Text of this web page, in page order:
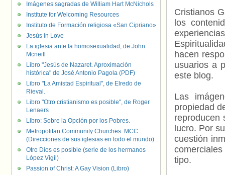
Cristianos
los
hacen
usuarios a
este blog.
Las
propiedad
reproducen
lucro. Por
cuestión
tipo.
Imágenes sagradas de William Hart McNichols
Institute for Welcoming Resources
Instituto de Formación religiosa «San Cipriano»
Jesús in Love
La iglesia ante la homosexualidad, de John
Mcneill
Libro "Jesús de Nazaret. Aproximación
histórica" de José Antonio Pagola (PDF)
Libro "La Amistad Espiritual", de Elredo de
Rieval.
Libro "Otro cristianismo es posible", de Roger
Lenaers
Libro: Sobre la Opción por los Pobres.
Metropolitan Community Churches. MCC.
(Direcciones de sus iglesias en todo el mundo)
Otro Dios es posible (serie de los hermanos
López Vigil)
Passion of Christ: A Gay Vision (Libro)